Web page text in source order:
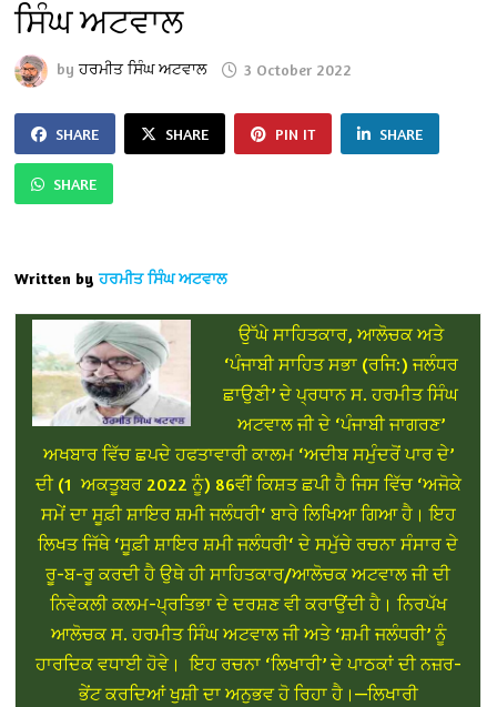
ਸਿੰਘ ਅਟਵਾਲ
byਹਰਮੀਤ ਸਿੰਘ ਅਟਵਾਲ 3 October 2022
SHARE SHARE PIN IT SHARE
SHARE
Written by ਹਰਮੀਤ ਸਿੰਘ ਅਟਵਾਲ
ਉੱਘੇ ਸਾਹਿਤਕਾਰ, ਆਲੋਚਕ ਅਤੇ
‘ਪੰਜਾਬੀ ਸਾਹਿਤ ਸਭਾ (ਰਜਿ:) ਜਲੰਧਰ
ਛਾਉਣੀ’ ਦੇ ਪ੍ਰਧਾਨ ਸ. ਹਰਮੀਤ ਸਿੰਘ
ਅਟਵਾਲ ਜੀ ਦੇ ‘ਪੰਜਾਬੀ ਜਾਗਰਣ’
ਅਖਬਾਰ ਵਿੱਚ ਛਪਦੇ ਹਫਤਾਵਾਰੀ ਕਾਲਮ ‘ਅਦੀਬ ਸਮੁੰਦਰੋਂ ਪਾਰ ਦੇ’
ਦੀ (1 ਅਕਤੂਬਰ 2022 ਨੂੰ) 86ਵੀਂ ਕਿਸ਼ਤ ਛਪੀ ਹੈ ਜਿਸ ਵਿੱਚ ‘ਅਜੋਕੇ
ਸਮੇਂ ਦਾ ਸੂਫ਼ੀ ਸ਼ਾਇਰ ਸ਼ਮੀ ਜਲੰਧਰੀ‘ ਬਾਰੇ ਲਿਖਿਆ ਗਿਆ ਹੈ। ਇਹ
ਲਿਖਤ ਜਿੱਥੇ ‘ਸੂਫ਼ੀ ਸ਼ਾਇਰ ਸ਼ਮੀ ਜਲੰਧਰੀ‘ ਦੇ ਸਮੁੱਚੇ ਰਚਨਾ ਸੰਸਾਰ ਦੇ
ਰੂ-ਬ-ਰੂ ਕਰਦੀ ਹੈ ਉਥੇ ਹੀ ਸਾਹਿਤਕਾਰ/ਆਲੋਚਕ ਅਟਵਾਲ ਜੀ ਦੀ
ਨਿਵੇਕਲੀ ਕਲਮ-ਪ੍ਰਤਿਭਾ ਦੇ ਦਰਸ਼ਣ ਵੀ ਕਰਾਉਂਦੀ ਹੈ। ਨਿਰਪੱਖ
ਆਲੋਚਕ ਸ. ਹਰਮੀਤ ਸਿੰਘ ਅਟਵਾਲ ਜੀ ਅਤੇ ‘ਸ਼ਮੀ ਜਲੰਧਰੀ’ ਨੂੰ
ਹਾਰਦਿਕ ਵਧਾਈ ਹੋਵੇ। ਇਹ ਰਚਨਾ ‘ਲਿਖਾਰੀ’ ਦੇ ਪਾਠਕਾਂ ਦੀ ਨਜ਼ਰ-
ਭੇਂਟ ਕਰਦਿਆਂ ਖੁਸ਼ੀ ਦਾ ਅਨੁਭਵ ਹੋ ਰਿਹਾ ਹੈ।—ਲਿਖਾਰੀ